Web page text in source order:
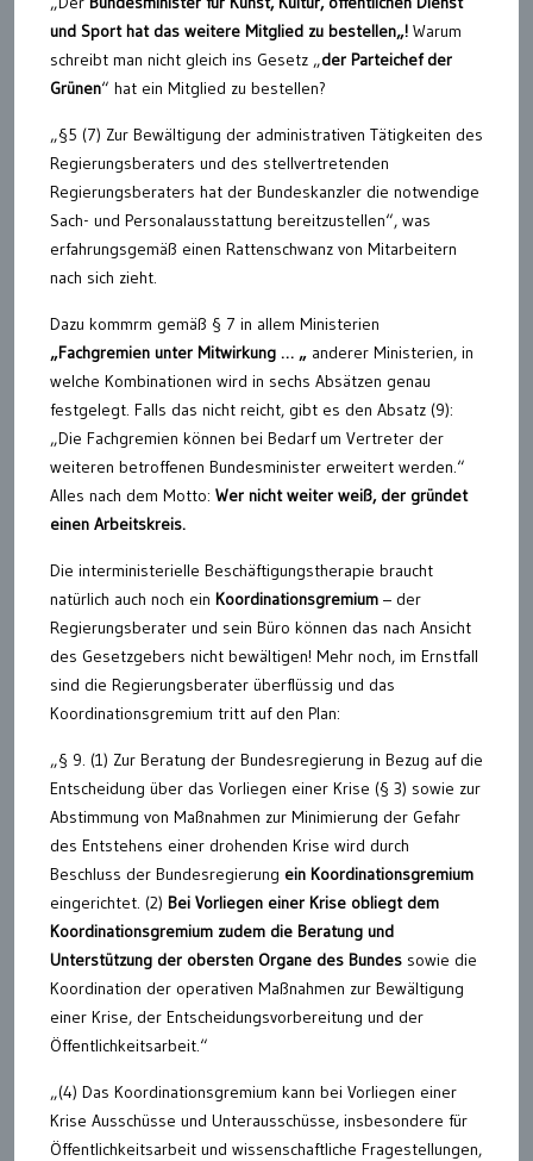
und Sporthat das weitere Mitglied zu bestellen„! Warum
schreibt man nicht gleich ins Gesetz „der Parteichef der
Grünen“ hat ein Mitglied zu bestellen?
„§5 (7) Zur Bewältigung der administrativen Tätigkeiten des
Regierungsberaters und des stellvertretenden
Regierungsberaters hat der Bundeskanzler die notwendige
Sach- und Personalausstattung bereitzustellen“, was
erfahrungsgemäß einen Rattenschwanz von Mitarbeitern
nach sich zieht.
Dazu kommrm gemäß § 7 in allem Ministerien
„Fachgremien unter Mitwirkung … „ anderer Ministerien, in
welche Kombinationen wird in sechs Absätzen genau
festgelegt. Falls das nicht reicht, gibt es den Absatz (9):
„Die Fachgremien können bei Bedarf um Vertreter der
weiteren betroffenen Bundesminister erweitert werden.“
Alles nach dem Motto: Wer nicht weiter weiß, der gründet
einen Arbeitskreis.
Die interministerielle Beschäftigungstherapie braucht
natürlich auch noch ein Koordinationsgremium – der
Regierungsberater und sein Büro können das nach Ansicht
des Gesetzgebers nicht bewältigen! Mehr noch, im Ernstfall
sind die Regierungsberater überflüssig und das
Koordinationsgremium tritt auf den Plan:
„§ 9. (1) Zur Beratung der Bundesregierung in Bezug auf die
Entscheidung über das Vorliegen einer Krise (§ 3) sowie zur
Abstimmung von Maßnahmen zur Minimierung der Gefahr
des Entstehens einer drohenden Krise wird durch
Beschluss der Bundesregierung ein Koordinationsgremium
eingerichtet. (2) Bei Vorliegen einer Krise obliegt dem
Koordinationsgremium zudem die Beratung und
Unterstützung der obersten Organe des Bundes sowie die
Koordination der operativen Maßnahmen zur Bewältigung
einer Krise, der Entscheidungsvorbereitung und der
Öffentlichkeitsarbeit.“
„(4) Das Koordinationsgremium kann bei Vorliegen einer
Krise Ausschüsse und Unterausschüsse, insbesondere für
Öffentlichkeitsarbeit und wissenschaftliche Fragestellungen,